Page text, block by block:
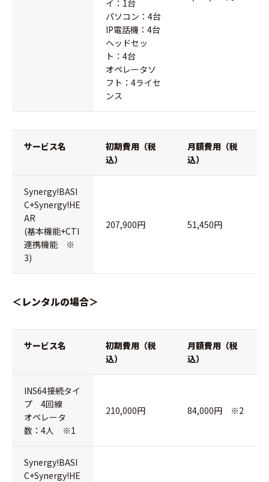
イ：1台
パソコン：4台
IP電話機：4台
ヘッドセッ
ト：4台
オペレータソ
フト：4ライセ
ンス
サービス名
初期費用（税
込）
月額費用（税
込）
Synergy!BASI
C+Synergy!HE
AR
(基本機能+CTI
連携機能 ※
3)
207,900円 51,450円
＜レンタルの場合＞
サービス名
初期費用（税
込）
月額費用（税
込）
INS64接続タイ
プ 4回線
オペレータ
数：4人 ※1
210,000円 84,000円 ※2
Synergy!BASI
C+Synergy!HE